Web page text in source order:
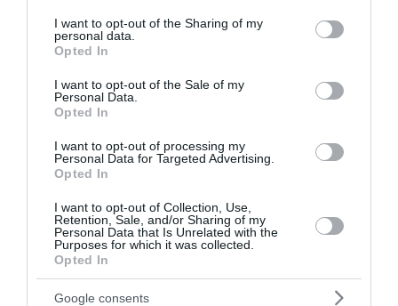
not limited to your visit or usage behaviour. You may click to
grant or deny consent to Google and its third-party tags to
use your data for below specified purposes in below Google
consent section.
I want to opt-out of the Sharing of my
personal data.
Opted In
I want to opt-out of the Sale of my
Personal Data.
Opted In
I want to opt-out of processing my
Personal Data for Targeted Advertising.
Opted In
I want to opt-out of Collection, Use,
Retention, Sale, and/or Sharing of my
Personal Data that Is Unrelated with the
Purposes for which it was collected.
Opted In
Google consents
27 Νοεμβρίου 2025